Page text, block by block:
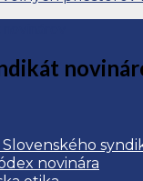
novinára